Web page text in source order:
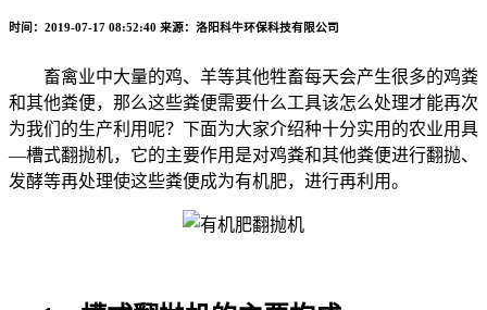
时间：2019-07-17 08:52:40 来源：洛阳科牛环保科技有限公司
畜禽业中大量的鸡、羊等其他牲畜每天会产生很多的鸡粪
和其他粪便，那么这些粪便需要什么工具该怎么处理才能再次
为我们的生产利用呢？下面为大家介绍种十分实用的农业用具
—槽式翻抛机，它的主要作用是对鸡粪和其他粪便进行翻抛、
发酵等再处理使这些粪便成为有机肥，进行再利用。